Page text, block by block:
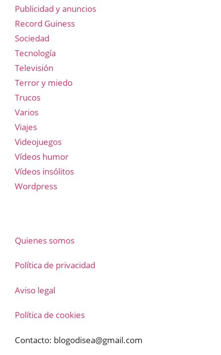
Publicidad y anuncios
Record Guiness
Sociedad
Tecnología
Televisión
Terror y miedo
Trucos
Varios
Viajes
Videojuegos
Vídeos humor
Vídeos insólitos
Wordpress
Quienes somos
Política de privacidad
Aviso legal
Política de cookies
Contacto: blogodisea@gmail.com